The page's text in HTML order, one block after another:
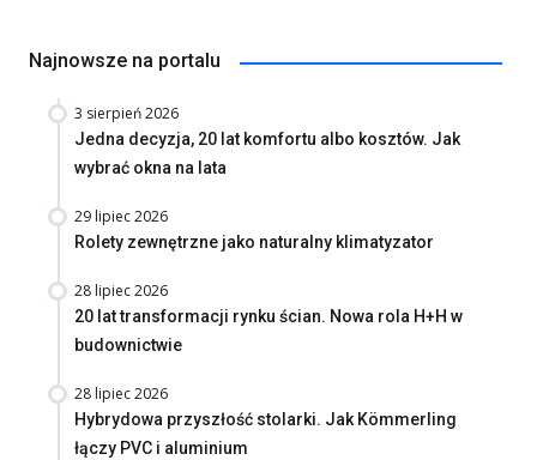
Najnowsze na portalu
3 sierpień 2026
Jedna decyzja, 20 lat komfortu albo kosztów. Jak
wybrać okna na lata
29 lipiec 2026
Rolety zewnętrzne jako naturalny klimatyzator
28 lipiec 2026
20 lat transformacji rynku ścian. Nowa rola H+H w
budownictwie
28 lipiec 2026
Hybrydowa przyszłość stolarki. Jak Kömmerling
łączy PVC i aluminium